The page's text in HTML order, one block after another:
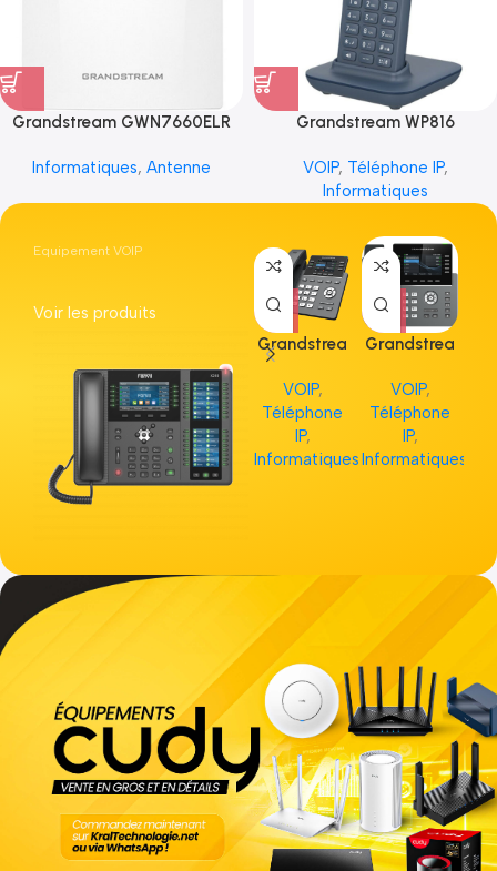
Grandstream GWN7660ELR
Informatiques, Antenne
Grandstream WP816
VOIP, Téléphone IP,
Informatiques
Equipement VOIP
Voir les produits
Grandstrea
m GRP2613
VOIP,
Téléphone
IP,
Informatiques
Grandstrea
VOIP,
Téléphone
IP,
Informatiques